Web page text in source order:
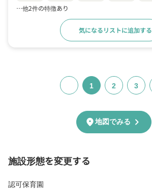
…他2件の特徴あり
気になるリストに追加する
1 2 3
location_on地図でみる chevron_right
施設形態を変更する
認可保育園